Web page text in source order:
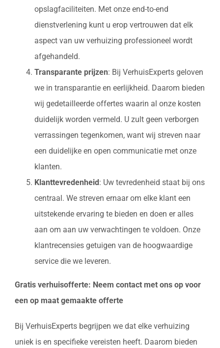
opslagfaciliteiten. Met onze end-to-end
dienstverlening kunt u erop vertrouwen dat elk
aspect van uw verhuizing professioneel wordt
afgehandeld.
Transparante prijzen: Bij VerhuisExperts geloven
we in transparantie en eerlijkheid. Daarom bieden
wij gedetailleerde offertes waarin al onze kosten
duidelijk worden vermeld. U zult geen verborgen
verrassingen tegenkomen, want wij streven naar
een duidelijke en open communicatie met onze
klanten.
Klanttevredenheid : Uw tevredenheid staat bij ons
centraal. We streven ernaar om elke klant een
uitstekende ervaring te bieden en doen er alles
aan om aan uw verwachtingen te voldoen. Onze
klantrecensies getuigen van de hoogwaardige
service die we leveren.
Gratis verhuisofferte: Neem contact met ons op voor
een op maat gemaakte offerte
Bij VerhuisExperts begrijpen we dat elke verhuizing
uniek is en specifieke vereisten heeft. Daarom bieden